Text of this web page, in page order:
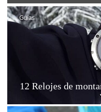
Guías
12 Relojes de